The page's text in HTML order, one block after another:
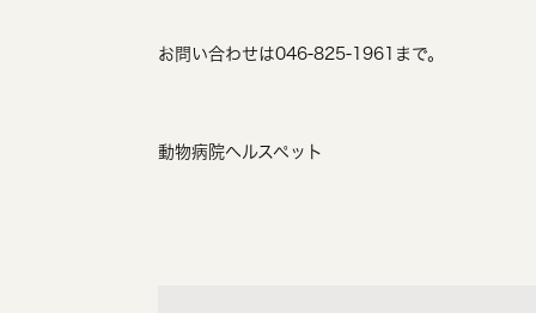
お問い合わせは046-825-1961まで。
動物病院ヘルスペット